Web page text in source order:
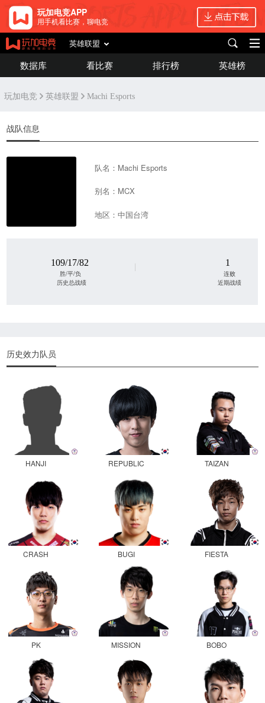
玩加电竞APP
用手机看比赛，聊电竞
英雄联盟
数据库 看比赛 排行榜 英雄榜
玩加电竞 英雄联盟 Machi Esports
战队信息
队名：Machi Esports
别名：MCX
地区：中国台湾
|
109/17/82
胜/平/负
历史总战绩
1
连败
近期战绩
历史效力队员
HANJI REPUBLIC TAIZAN
CRASH BUGI FIESTA
PK MISSION BOBO